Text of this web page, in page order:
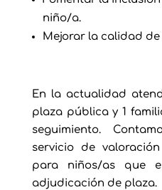
niño/a.
Mejorar la calidad
En la actualidad
plaza pública y 1
seguimiento.
servicio de
para niños/as que
adjudicación de plaza.